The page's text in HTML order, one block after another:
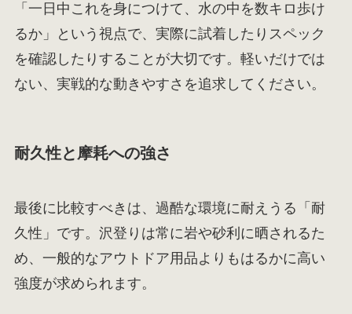
「一日中これを身につけて、水の中を数キロ歩け
るか」という視点で、実際に試着したりスペック
を確認したりすることが大切です。軽いだけでは
ない、実戦的な動きやすさを追求してください。
耐久性と摩耗への強さ
最後に比較すべきは、過酷な環境に耐えうる「耐
久性」です。沢登りは常に岩や砂利に晒されるた
め、一般的なアウトドア用品よりもはるかに高い
強度が求められます。